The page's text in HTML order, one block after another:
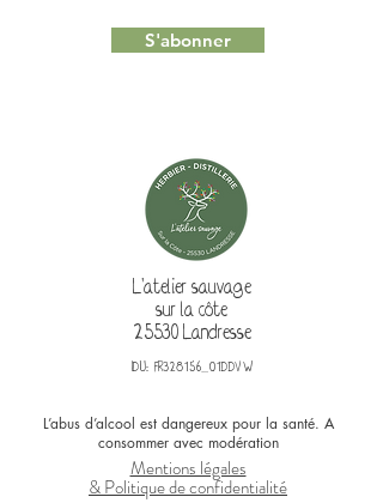
S'abonner
L'atelier sauvage
sur la côte
25530 Landresse
IDU: FR328156_01DDVW
L’abus d’alcool est dangereux pour la santé. A
consommer avec modération
Mentions légales
& Politique de confidentialité